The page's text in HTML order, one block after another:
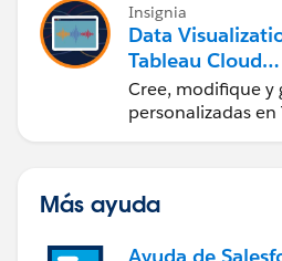
Insignia
Data
Tableau Cloud
(Visualización
en Tableau
Cree, modifique y
personalizadas
Más ayuda
Ayuda de